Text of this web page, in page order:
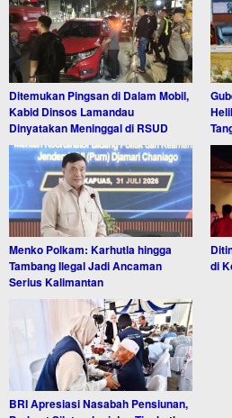
Ditemukan Pingsan di Dalam Mobil,
Kabid Dinsos Lamandau
Dinyatakan Meninggal di RSUD
Menko Polkam: Karhutla hingga
Tambang Ilegal Jadi Ancaman
Serius Kalimantan
di
BRI Apresiasi Nasabah Pensiunan,